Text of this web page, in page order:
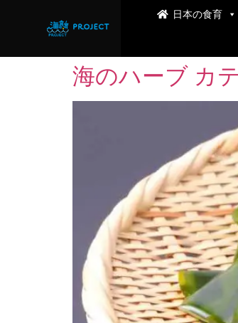
日本の食育
海のハーブ カ